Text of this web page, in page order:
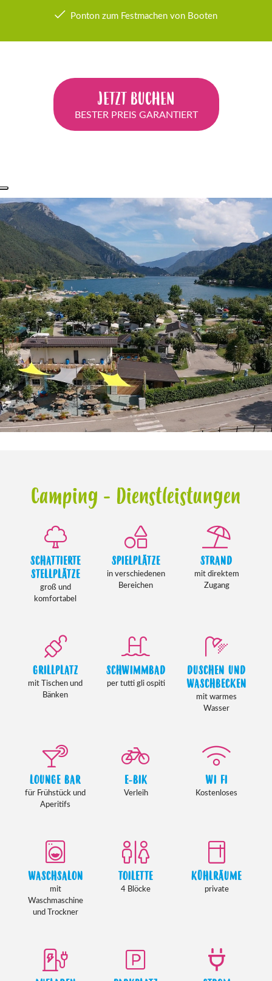
Ponton zum Festmachen von Booten
JETZT BUCHEN
BESTER PREIS GARANTIERT
Camping - Dienstleistungen
SCHATTIERTE
STELLPLÄTZE
groß und
komfortabel
SPIELPLÄTZE
in verschiedenen
Bereichen
STRAND
mit direktem
Zugang
GRILLPLATZ
mit Tischen und
Bänken
SCHWIMMBAD
per tutti gli ospiti
DUSCHEN UND
WASCHBECKEN
mit warmes
Wasser
LOUNGE BAR
für Frühstück und
Aperitifs
E-BIK
Verleih
WI FI
Kostenloses
WASCHSALON
mit
Waschmaschine
und Trockner
TOILETTE
4 Blöcke
KÜHLRÄUME
private